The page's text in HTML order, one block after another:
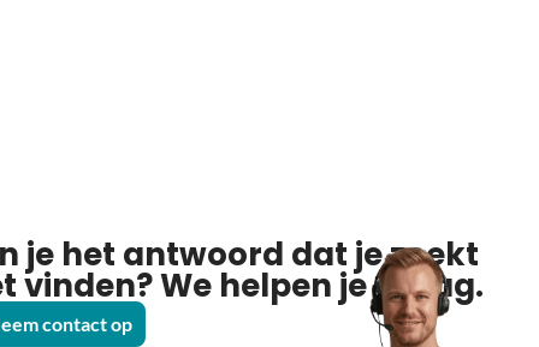
je het antwoord dat je zoekt
vinden? We helpen je graag.
contact op